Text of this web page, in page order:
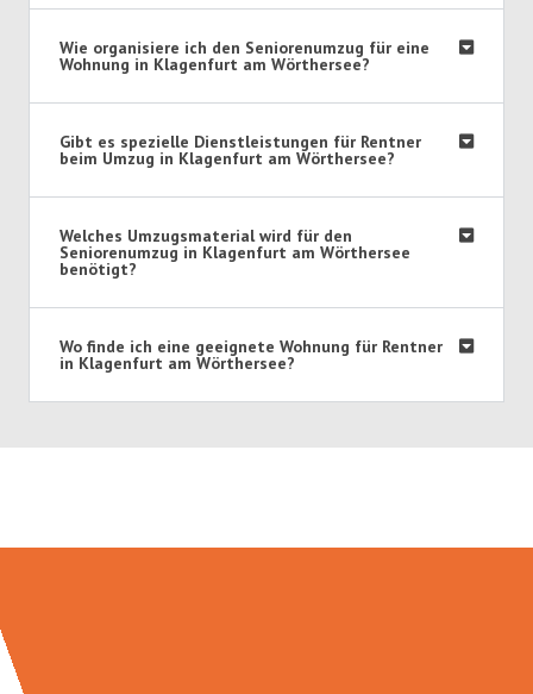
Wie organisiere ich den Seniorenumzug für eine
Wohnung in Klagenfurt am Wörthersee?
Gibt es spezielle Dienstleistungen für Rentner
beim Umzug in Klagenfurt am Wörthersee?
Welches Umzugsmaterial wird für den
Seniorenumzug in Klagenfurt am Wörthersee
benötigt?
Wo finde ich eine geeignete Wohnung für Rentner
in Klagenfurt am Wörthersee?